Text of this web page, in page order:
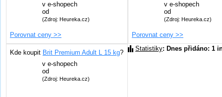
v e-shopech
od
(Zdroj: Heureka.cz)
Porovnat ceny >>
v e-shopech
od
(Zdroj: Heureka.cz)
Porovnat ceny >>
Kde koupit Brit Premium Adult L 15 kg?
v e-shopech
od
(Zdroj: Heureka.cz)
Statistiky: Dnes přidáno: 1